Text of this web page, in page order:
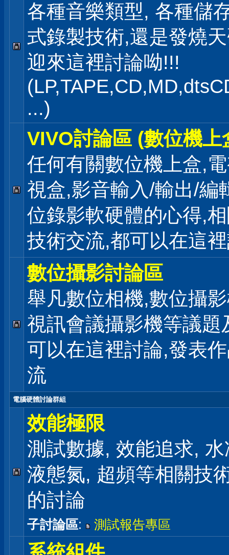
各種音樂類型, 各種儲
式錄製技術,還是發燒
迎來這裡討論呦!!!
...)
VIVO討論區 (數位機上
任何有關數位機上盒,
視盒,影音輸入/輸出/編
位錄影軟硬體的心得,
技術交流,都可以在這
數位攝影討論區
舉凡數位相機,數位攝
視訊會議攝影機等議題
可以在這裡討論,發表
流
電腦硬體討論群組
效能極限
測試數據, 效能追求,
液態氮, 超頻等相關技
的討論
子討論區: 測試報告專區